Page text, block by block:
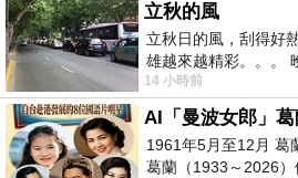
立秋的風
立秋日的風，刮得好
雄越來越精彩。。。
天的風刮得很熱 夜遊
14 小時前
1961年5月至12月 葛
葛蘭（1933～2026